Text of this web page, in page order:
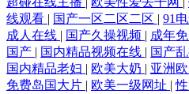
线观看 | 国产一区二区二区 | 91
成人在线 | 国产久操视频 | 成年
国产 | 国内精品视频在线 | 国产
国内精品老妇 | 欧美大奶 | 亚洲
免费岛国大片 | 欧美一级网址 |